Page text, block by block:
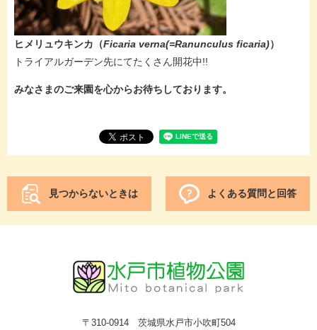
ヒメリュウキンカ（Ficaria verna(=Ranunculus ficaria)）
​トライアルガーデン先にてたくさん開花中!!
みなさまのご来園を心からお待ちしております。
見つからないときは よくある質問と回答
〒310-0914 茨城県水戸市小吹町504